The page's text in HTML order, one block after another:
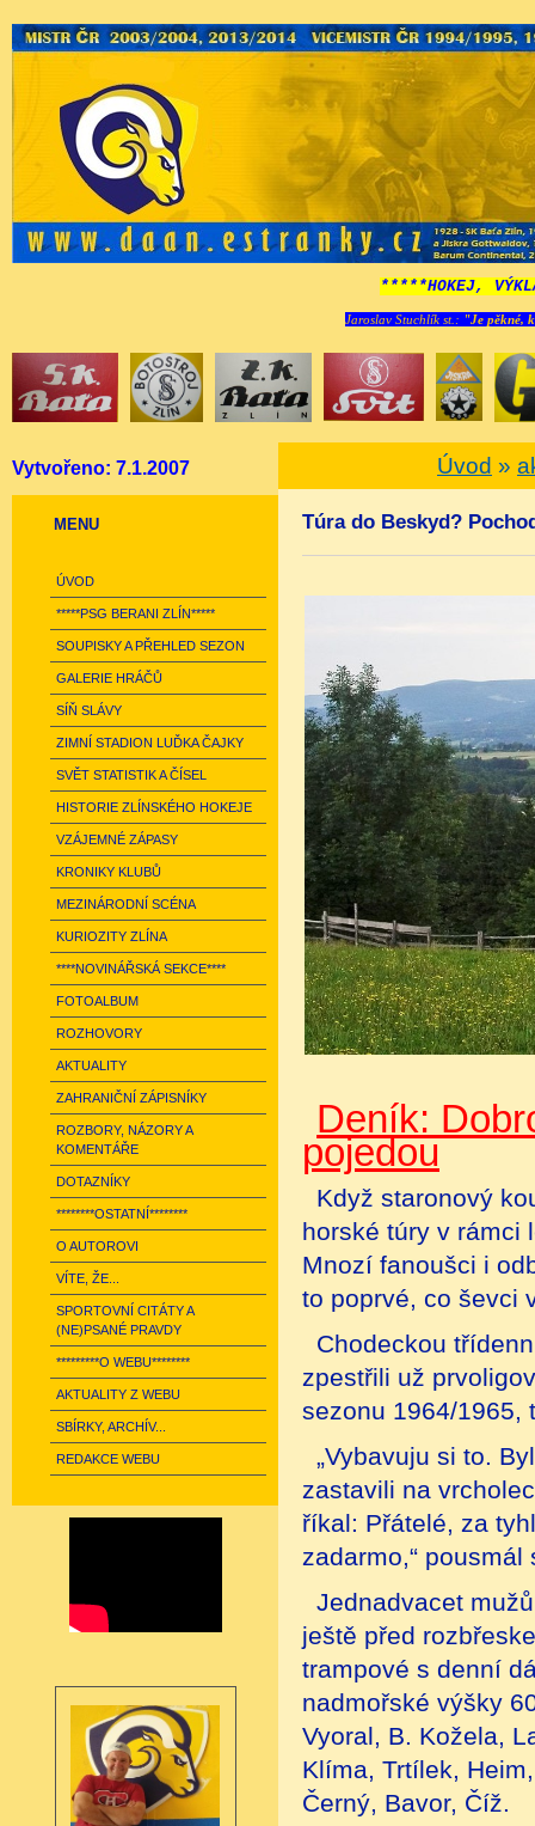
*****HOKEJ,
Jaroslav Stuchlík st.: "Je pěkné,
Vytvořeno: 7.1.2007
MENU
ÚVOD
*****PSG BERANI ZLÍN*****
SOUPISKY A PŘEHLED SEZON
GALERIE HRÁČŮ
SÍŇ SLÁVY
ZIMNÍ STADION LUĎKA ČAJKY
SVĚT STATISTIK A ČÍSEL
HISTORIE ZLÍNSKÉHO HOKEJE
VZÁJEMNÉ ZÁPASY
KRONIKY KLUBŮ
MEZINÁRODNÍ SCÉNA
KURIOZITY ZLÍNA
****NOVINÁŘSKÁ SEKCE****
FOTOALBUM
ROZHOVORY
AKTUALITY
ZAHRANIČNÍ ZÁPISNÍKY
ROZBORY, NÁZORY A
KOMENTÁŘE
DOTAZNÍKY
********OSTATNÍ********
O AUTOROVI
VÍTE, ŽE...
SPORTOVNÍ CITÁTY A
(NE)PSANÉ PRAVDY
*********O WEBU********
AKTUALITY Z WEBU
SBÍRKY, ARCHÍV...
REDAKCE WEBU
Úvod »
Túra do Beskyd?
Deník:
pojedou
Když staronový
horské túry v rámci
Mnozí fanoušci i
to poprvé, co ševci
Chodeckou
zpestřili už
sezonu 1964/1965,
„Vybavuju si to.
zastavili na
říkal: Přátelé, za
zadarmo,“
Jednadvacet
ještě před
trampové s denní
nadmořské výšky
Vyoral, B. Kožela,
Klíma, Trtílek,
Černý, Bavor, Číž.